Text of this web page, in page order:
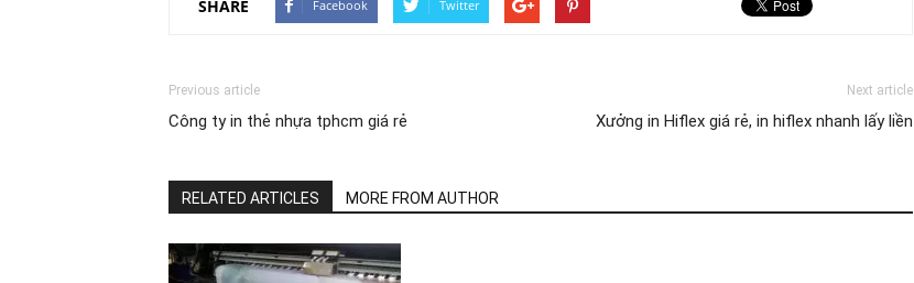
SHARE Facebook Twitter
Previous article
Công ty in thẻ nhựa tphcm giá rẻ
Next article
Xưởng in Hiflex giá rẻ, in hiflex nhanh lấy liền
RELATED ARTICLES MORE FROM AUTHOR